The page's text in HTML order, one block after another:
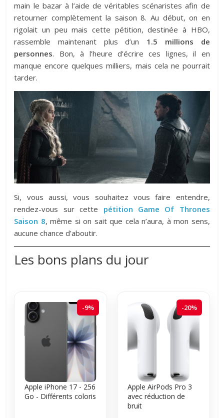
main le bazar à l’aide de véritables scénaristes afin de
retourner complètement la saison 8. Au début, on en
rigolait un peu mais cette pétition, destinée à HBO,
rassemble maintenant plus d’un 1.5 millions de
personnes. Bon, à l’heure d’écrire ces lignes, il en
manque encore quelques milliers, mais cela ne pourrait
tarder.
Si, vous aussi, vous souhaitez vous faire entendre,
rendez-vous sur cette pétition Game Of Thrones
Saison 8, même si on sait que cela n’aura, à mon sens,
aucune chance d’aboutir.
Les bons plans du jour
-9%
Apple iPhone 17 - 256
Go - Différents coloris
-20%
Apple AirPods Pro 3
avec réduction de
bruit